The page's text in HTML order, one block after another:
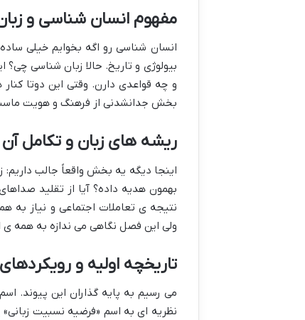
مفهوم انسان شناسی و
انسان شناسی رو اگه بخوایم خیلی
بیولوژی و تاریخ. حالا زبان شناسی
و چه قواعدی دارن. وقتی این دوتا
بخش جدانشدنی از فرهنگ و هویت
ریشه های زبان و تکامل آن
اینجا دیگه یه بخش واقعاً جالب داریم:
بهمون هدیه داده؟ آیا از تقلید
نتیجه ی تعاملات اجتماعی و نیاز
ولی این فصل نگاهی می ندازه به همه ی
تاریخچه اولیه و
می رسیم به پایه گذاران این پیوند.
نظریه ای به اسم «فرضیه نسبیت